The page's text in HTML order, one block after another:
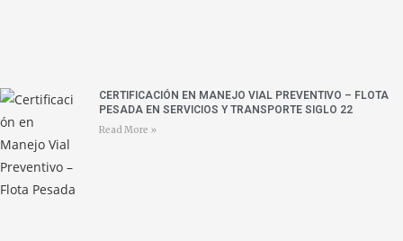
CERTIFICACIÓN EN MANEJO VIAL PREVENTIVO – FLOTA
PESADA EN SERVICIOS Y TRANSPORTE SIGLO 22
Read More »